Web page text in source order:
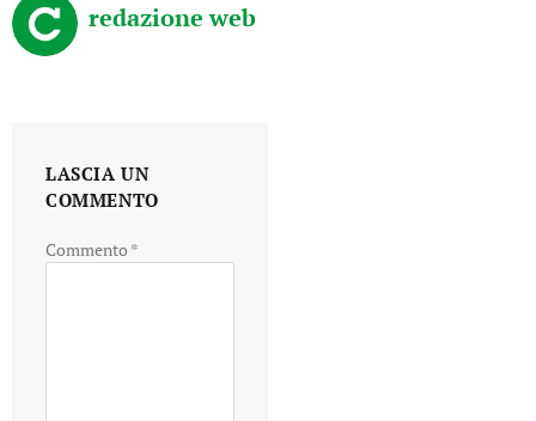
redazione web
LASCIA UN
COMMENTO
Commento *